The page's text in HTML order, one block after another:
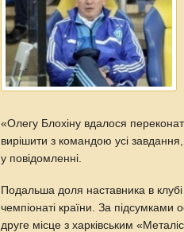
«Олегу Блохіну вдалося
вирішити з командою усі
у повідомленні.
Подальша доля наставника в
чемпіонаті країни. За підсумками
друге місце з харківським